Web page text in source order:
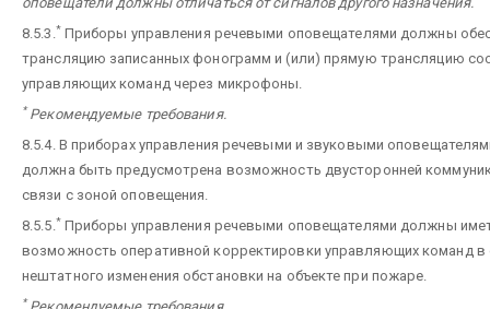
8.5.3. *Приборы управления речевыми оповещателями должны
трансляцию записанных фонограмм и (или) прямую трансляцию
управляющих команд через микрофоны.
*Рекомендуемые требования.
8.5.4. В приборах управления речевыми и звуковыми
должна быть предусмотрена возможность двусторонней
связи с зоной оповещения.
8.5.5. *Приборы управления речевыми оповещателями должны
возможность оперативной корректировки управляющих команд в
нештатного изменения обстановки на объекте при пожаре.
*Рекомендуемые требования.